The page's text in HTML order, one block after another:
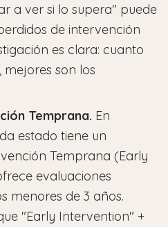
a ver si lo supera" puede
de intervención
es clara: cuanto
mejores son los
Temprana. En
estado tiene un
Temprana (Early
evaluaciones
menores de 3 años.
"Early Intervention" +